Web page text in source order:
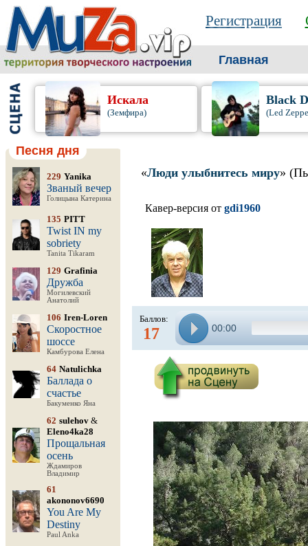
Регистрация
Главная
Искала
(Земфира)
Black
(Led
Песня дня
229 Yanika
Званый вечер
Голицына Катерина
135 PITT
Twist IN my
sobriety
Tanita Tikaram
129 Grafinia
Дружба
Могилевский
Анатолий
106 Iren-Loren
Скоростное
шоссе
Камбурова Елена
64 Natulichka
Баллада о
счастье
Бакуменко Яна
62 sulehov &
Eleno4ka28
Прощальная
осень
Ждамиров
Владимир
61
akononov6690
You Are My
Destiny
Paul Anka
«Люди улыбнитесь миру»
Кавер-версия от gdi1960
Баллов:
17 00:00